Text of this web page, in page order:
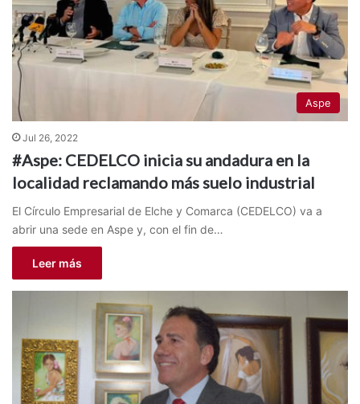
Aspe
Jul 26, 2022
#Aspe: CEDELCO inicia su andadura en la
localidad reclamando más suelo industrial
El Círculo Empresarial de Elche y Comarca (CEDELCO) va a
abrir una sede en Aspe y, con el fin de…
Leer más